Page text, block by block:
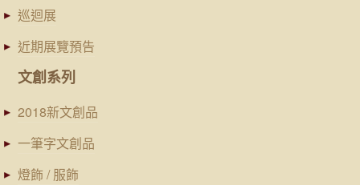
巡迴展
近期展覽預告
文創系列
2018新文創品
一筆字文創品
燈飾 / 服飾